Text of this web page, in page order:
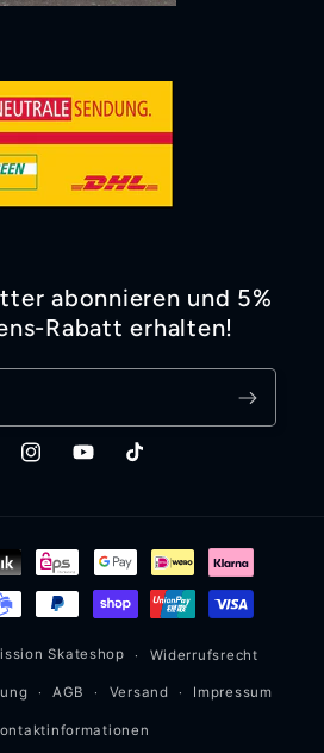
abonnieren und 5%
Rabatt erhalten!
InstagramYouTubeTikTok
Skateshop Widerrufsrecht
AGB Versand Impressum